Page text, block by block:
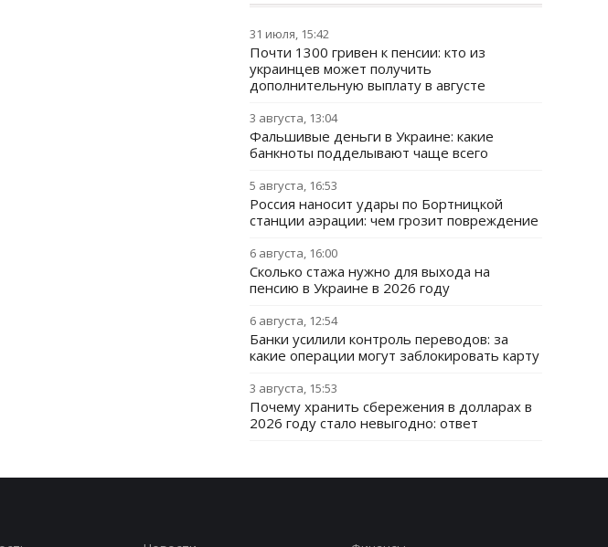
31 июля, 15:42
Почти 1300 гривен к пенсии: кто из
украинцев может получить
дополнительную выплату в августе
3 августа, 13:04
Фальшивые деньги в Украине: какие
банкноты подделывают чаще всего
5 августа, 16:53
Россия наносит удары по Бортницкой
станции аэрации: чем грозит повреждение
6 августа, 16:00
Сколько стажа нужно для выхода на
пенсию в Украине в 2026 году
6 августа, 12:54
Банки усилили контроль переводов: за
какие операции могут заблокировать карту
3 августа, 15:53
Почему хранить сбережения в долларах в
2026 году стало невыгодно: ответ